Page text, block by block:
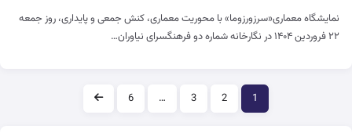
نمایشگاه معماری«سرزورزوما» با محوریت معماری، کنش جمعی و پایداری، روز جمعه
۲۲ فروردین ۱۴۰۴ در نگارخانه شماره دو فرهنگسرای نیاوران…
صفحه‌بندی
1
2
3
…
6